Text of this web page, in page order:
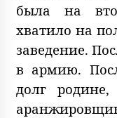
была на
хватило на
заведение.
в армию.
долг